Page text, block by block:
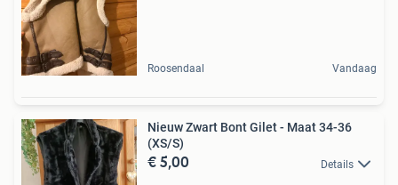
Roosendaal Vandaag
Nieuw Zwart Bont Gilet - Maat 34-36
(XS/S)
€ 5,00 Details